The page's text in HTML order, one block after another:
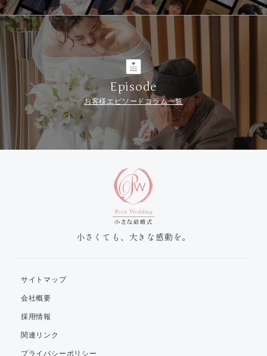
Episode
お客様エピソードコラム一覧
小さくても、大きな感動を。
サイトマップ
会社概要
採用情報
関連リンク
プライバシーポリシー